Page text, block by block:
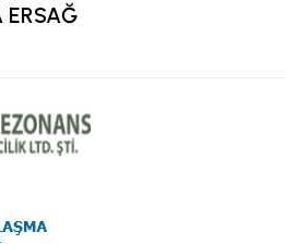
ERSAĞ